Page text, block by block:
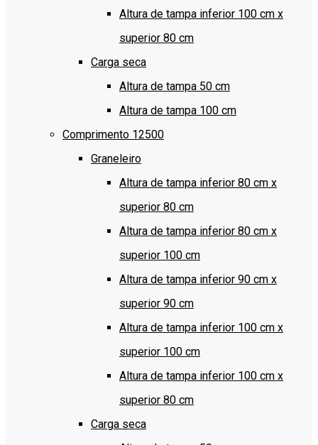
Altura de tampa inferior 100 cm x
superior 80 cm
Carga seca
Altura de tampa 50 cm
Altura de tampa 100 cm
Comprimento 12500
Graneleiro
Altura de tampa inferior 80 cm x
superior 80 cm
Altura de tampa inferior 80 cm x
superior 100 cm
Altura de tampa inferior 90 cm x
superior 90 cm
Altura de tampa inferior 100 cm x
superior 100 cm
Altura de tampa inferior 100 cm x
superior 80 cm
Carga seca